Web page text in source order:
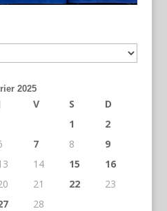
2025
V S
D
1
2
7 8
9
14 15
16
21 22
23
28